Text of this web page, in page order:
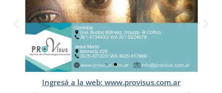
Ingresá a la web: www.provisus.com.ar